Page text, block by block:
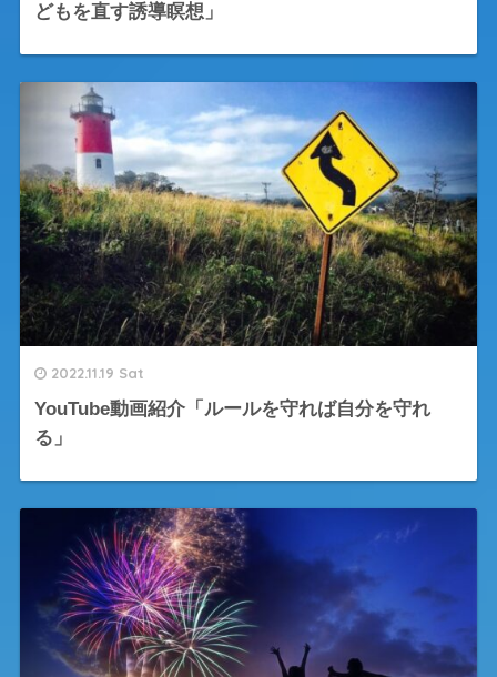
どもを直す誘導瞑想」
2022.11.19 Sat
YouTube動画紹介「ルールを守れば自分を守れ
る」